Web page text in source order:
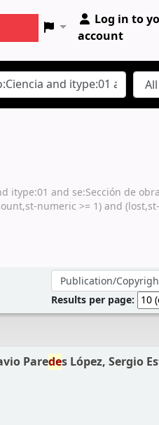
Log in to
account
itype:01 and se:Sección de
numeric >= 1) and
Sort by:
Results per page:
Paredes López, Sergio